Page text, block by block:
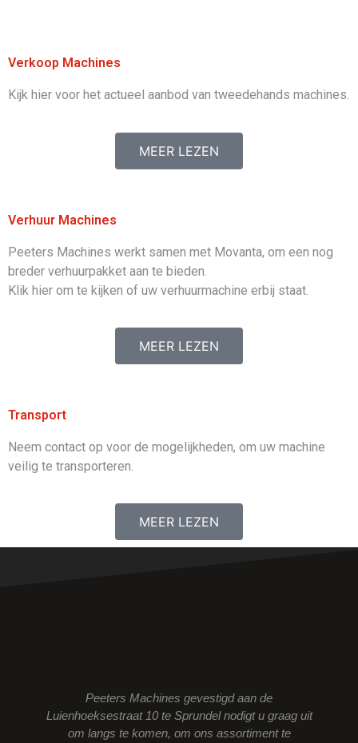
Verkoop Machines
Kijk hier voor het actueel aanbod van tweedehands machines.
MEER LEZEN
Verhuur Machines
Peeters Machines werkt samen met Movanta, om een nog
breder verhuurpakket aan te bieden.
Klik hier om te kijken of uw verhuurmachine erbij staat.
MEER LEZEN
Transport
Neem contact op voor de mogelijkheden, om uw machine
veilig te transporteren.
MEER LEZEN
Peeters Machines gevestigd aan de
Luienhoeksestraat 10 te Sprundel nodigt u graag uit
om langs te komen, om ons assortiment te